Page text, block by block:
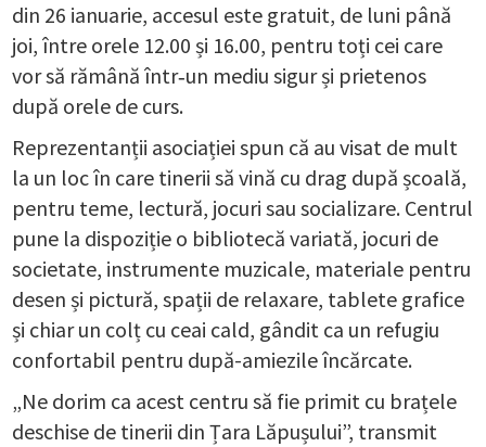
din 26 ianuarie, accesul este gratuit, de luni până
joi, între orele 12.00 și 16.00, pentru toți cei care
vor să rămână într‑un mediu sigur și prietenos
după orele de curs.
Reprezentanții asociației spun că au visat de mult
la un loc în care tinerii să vină cu drag după școală,
pentru teme, lectură, jocuri sau socializare. Centrul
pune la dispoziție o bibliotecă variată, jocuri de
societate, instrumente muzicale, materiale pentru
desen și pictură, spații de relaxare, tablete grafice
și chiar un colț cu ceai cald, gândit ca un refugiu
confortabil pentru după-amiezile încărcate.
„Ne dorim ca acest centru să fie primit cu brațele
deschise de tinerii din Țara Lăpușului”, transmit